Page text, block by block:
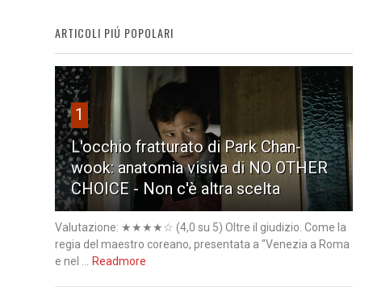
ARTICOLI PIÚ POPOLARI
1
L'occhio fratturato di Park Chan-
wook: anatomia visiva di NO OTHER
CHOICE - Non c'è altra scelta
Valutazione: ★★★★☆ (4,0 su 5) Oltre il giudizio. Come la
regia del maestro coreano, presentata a "Venezia a Roma
e nel ...
Readmore